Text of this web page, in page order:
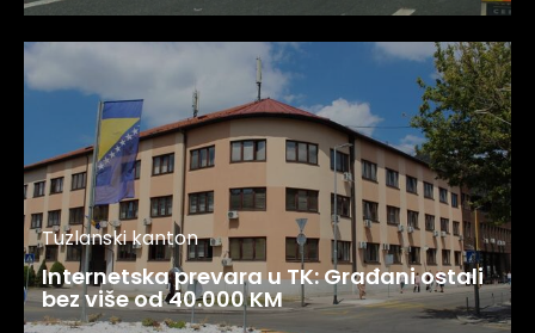
Tuzlanski kanton
Internetska prevara u TK: Građani ostali
bez više od 40.000 KM